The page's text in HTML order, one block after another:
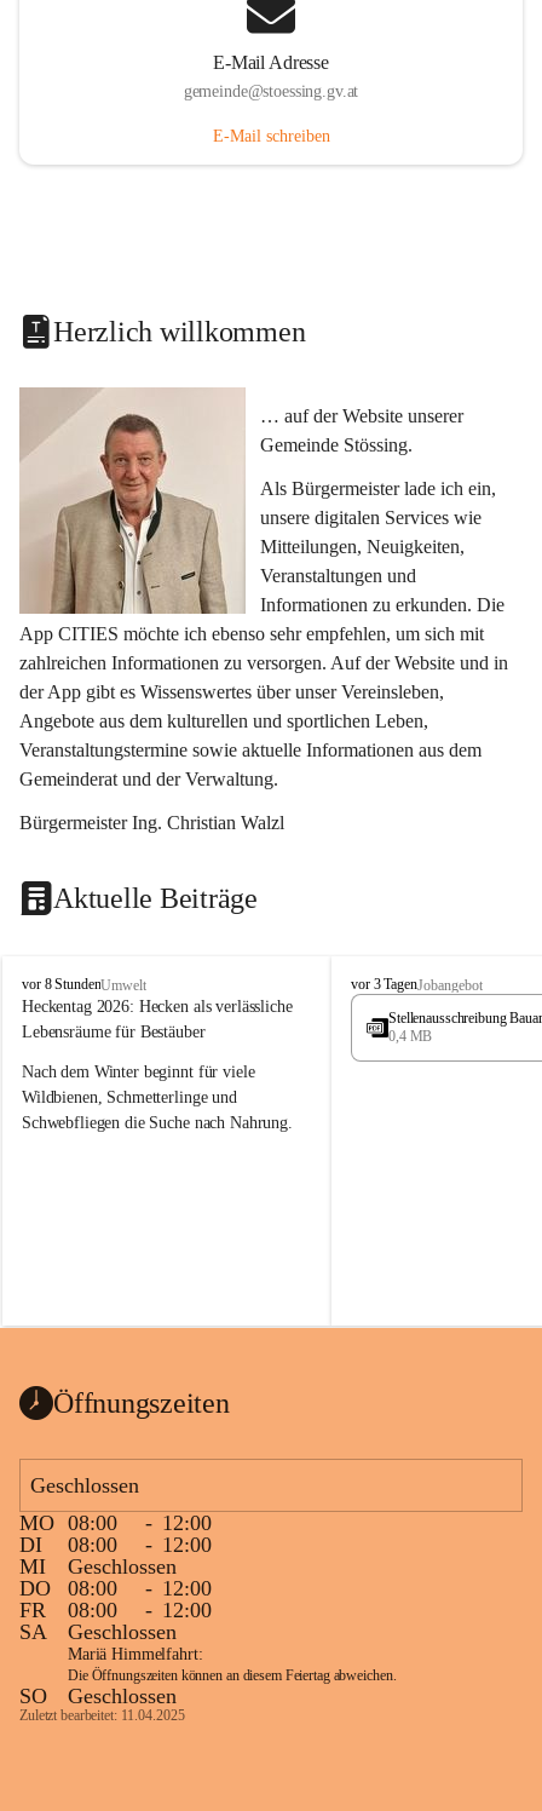
E-Mail Adresse
gemeinde@stoessing.gv.at
E-Mail schreiben
Herzlich willkommen
… auf der Website unserer
Gemeinde Stössing.
Als Bürgermeister lade ich ein,
unsere digitalen Services wie
Mitteilungen, Neuigkeiten,
Veranstaltungen und
Informationen zu erkunden. Die
App CITIES möchte ich ebenso sehr empfehlen, um sich mit
zahlreichen Informationen zu versorgen. Auf der Website und in
der App gibt es Wissenswertes über unser Vereinsleben,
Angebote aus dem kulturellen und sportlichen Leben,
Veranstaltungstermine sowie aktuelle Informationen aus dem
Gemeinderat und der Verwaltung.
Bürgermeister Ing. Christian Walzl
Aktuelle Beiträge
S
t
ö
s
i
n
vor 8 StundenUmwelt
Heckentag 2026: Hecken als verlässliche
Lebensräume für Bestäuber
Nach dem Winter beginnt für viele
Wildbienen, Schmetterlinge und
Schwebfliegen die Suche nach Nahrung.
können ab 1. September wieder heimische
Vielfalt in Gärten bringen und zugleich
Wie wichtig Hecken sind zeigt das
österreichweite Forschungsprojekt
„Heckenleben“ des Vereins Regionale
Gehölzvermehrung. Die Untersuchungen
machen deutlich, dass Bestäuber auf ein
möglichst durchgehendes
Nahrungsangebot angewiesen sind.
Heimische Hecken können
Versorgungslücken schließen, weil
unterschiedliche Gehölzarten zu
S
t
s
vor 3 TagenJobangebot
Stellenausschreibung
0,4 MB
Öffnungszeiten
Geschlossen
MO 08:00 - 12:00
DI
08:00 - 12:00
MI
Geschlossen
DO
08:00 - 12:00
FR
08:00 - 12:00
SA
Geschlossen
Mariä Himmelfahrt:
Die Öffnungszeiten können an diesem Feiertag abweichen.
SO Geschlossen
Zuletzt bearbeitet: 11.04.2025